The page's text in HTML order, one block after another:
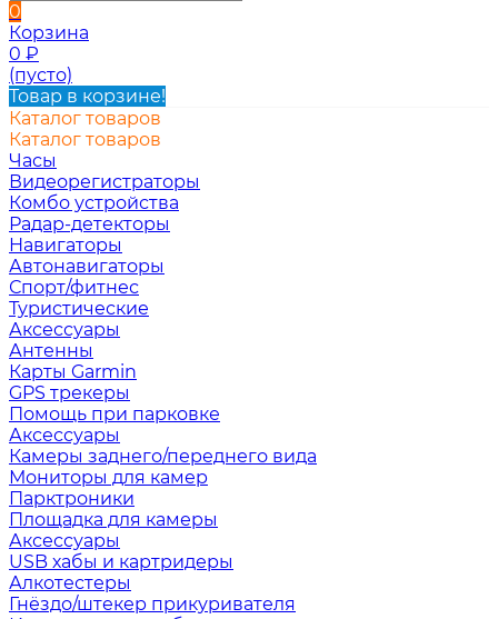
0
Корзина
0 ₽
(пусто)
Товар в корзине!
Каталог товаров
Каталог товаров
Часы
Видеорегистраторы
Комбо устройства
Радар-детекторы
Навигаторы
Автонавигаторы
Спорт/фитнес
Туристические
Аксессуары
Антенны
Карты Garmin
GPS трекеры
Помощь при парковке
Аксессуары
Камеры заднего/переднего вида
Мониторы для камер
Парктроники
Площадка для камеры
Аксессуары
USB хабы и картридеры
Алкотестеры
Гнёздо/штекер прикуривателя